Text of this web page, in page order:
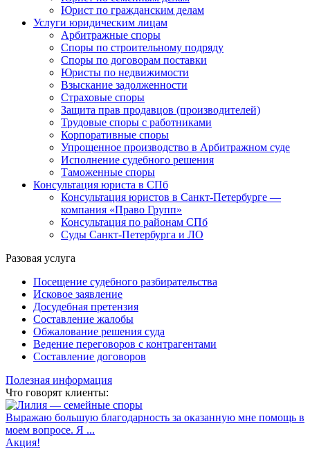
Юрист по гражданским делам
Услуги юридическим лицам
Арбитражные споры
Споры по строительному подряду
Споры по договорам поставки
Юристы по недвижимости
Взыскание задолженности
Страховые споры
Защита прав продавцов (производителей)
Трудовые споры с работниками
Корпоративные споры
Упрощенное производство в Арбитражном суде
Исполнение судебного решения
Таможенные споры
Консультация юриста в СПб
Консультация юристов в Санкт-Петербурге —
компания «Право Групп»
Консультация по районам СПб
Суды Санкт-Петербурга и ЛО
Разовая услуга
Посещение судебного разбирательства
Исковое заявление
Досудебная претензия
Составление жалобы
Обжалование решения суда
Ведение переговоров с контрагентами
Составление договоров
Полезная информация
Что говорят клиенты:
Выражаю большую благодарность за оказанную мне помощь в
моем вопросе. Я ...
Акция!